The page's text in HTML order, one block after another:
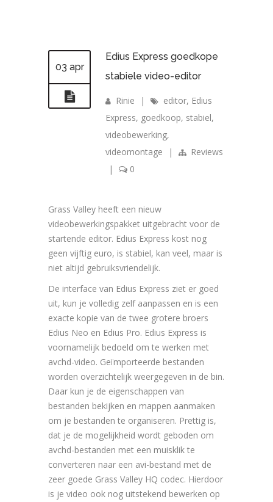
03 apr
Edius Express goedkope
stabiele video-editor
Rinie | editor, Edius
Express, goedkoop, stabiel,
videobewerking,
videomontage
|
Reviews
|
0
Grass Valley heeft een nieuw
videobewerkingspakket uitgebracht voor de
startende editor. Edius Express kost nog
geen vijftig euro, is stabiel, kan veel, maar is
niet altijd gebruiksvriendelijk.
De interface van Edius Express ziet er goed
uit, kun je volledig zelf aanpassen en is een
exacte kopie van de twee grotere broers
Edius Neo en Edius Pro. Edius Express is
voornamelijk bedoeld om te werken met
avchd-video. Geïmporteerde bestanden
worden overzichtelijk weergegeven in de bin.
Daar kun je de eigenschappen van
bestanden bekijken en mappen aanmaken
om je bestanden te organiseren. Prettig is,
dat je de mogelijkheid wordt geboden om
avchd-bestanden met een muisklik te
converteren naar een avi-bestand met de
zeer goede Grass Valley HQ codec. Hierdoor
is je video ook nog uitstekend bewerken op